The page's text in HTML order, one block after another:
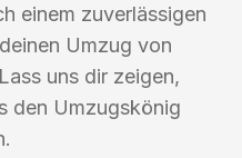
einem zuverlässigen
Umzug von
uns dir zeigen,
den Umzugskönig